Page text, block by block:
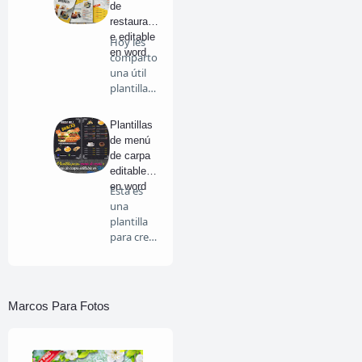
de
restaurant
e editable
en word
Hoy les
comparto
una útil
plantilla
par…
Plantillas
de menú
de carpa
editable
en word
Esta es
una
plantilla
para crear
Marcos Para Fotos